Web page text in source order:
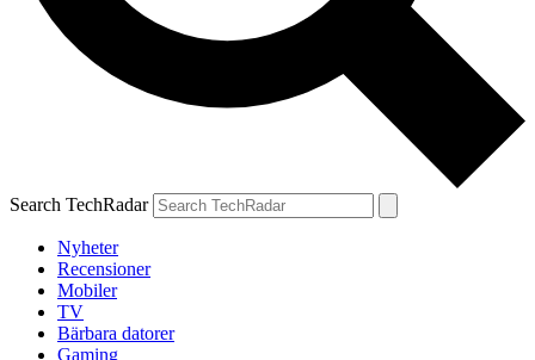
Search TechRadar
Nyheter
Recensioner
Mobiler
TV
Bärbara datorer
Gaming